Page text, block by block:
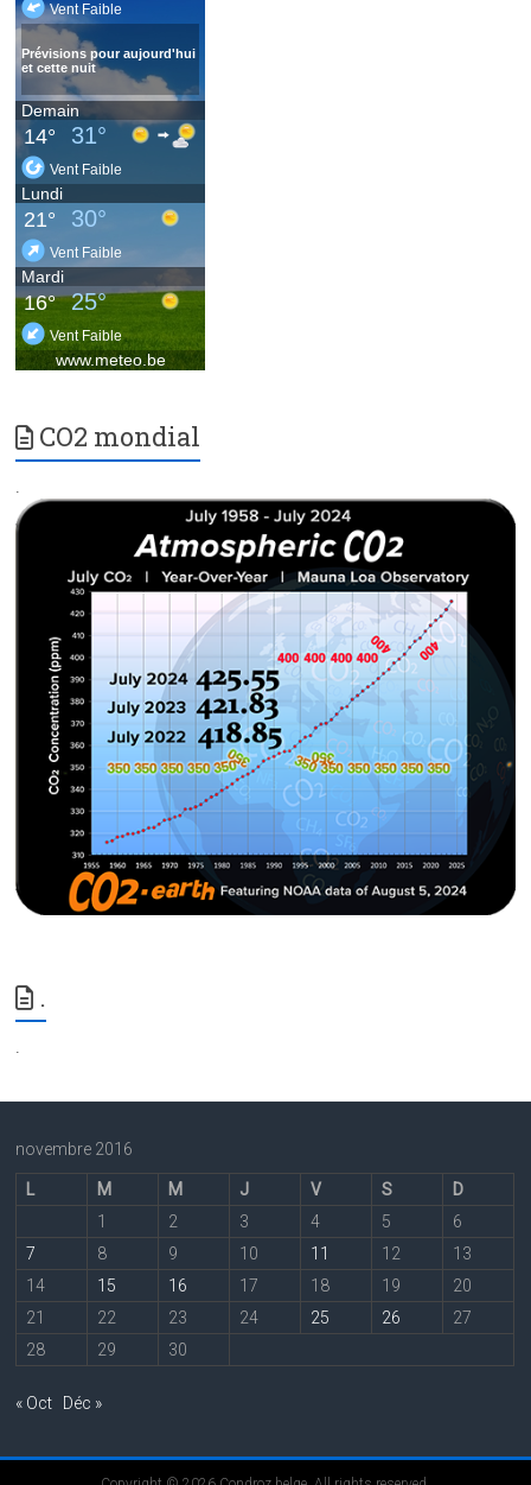
CO2 mondial
.
.
.
novembre 2016
L M M J V S
D
1
2 3 4 5
6
7
8 9 10 11 12
13
14
15 16 17 18 19
20
21
22 23 24 25 26
27
28
29 30
« Oct Déc »